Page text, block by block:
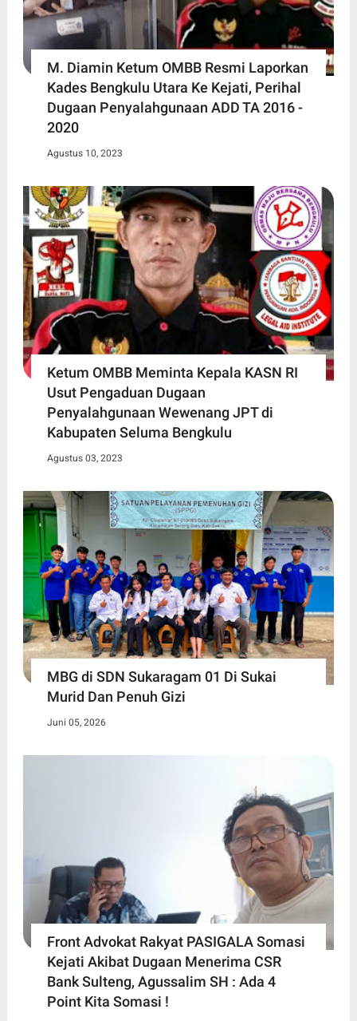
M. Diamin Ketum OMBB Resmi Laporkan
Kades Bengkulu Utara Ke Kejati, Perihal
Dugaan Penyalahgunaan ADD TA 2016 -
2020
Agustus 10, 2023
Ketum OMBB Meminta Kepala KASN RI
Usut Pengaduan Dugaan
Penyalahgunaan Wewenang JPT di
Kabupaten Seluma Bengkulu
Agustus 03, 2023
MBG di SDN Sukaragam 01 Di Sukai
Murid Dan Penuh Gizi
Juni 05, 2026
Front Advokat Rakyat PASIGALA Somasi
Kejati Akibat Dugaan Menerima CSR
Bank Sulteng, Agussalim SH : Ada 4
Point Kita Somasi !